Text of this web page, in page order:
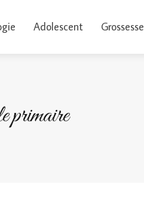
Adolescent Grossesse
primaire